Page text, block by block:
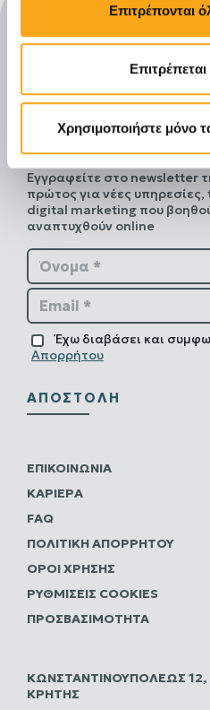
Επιτρέπονται
Χρησιμοποιήστε μόνο
Μείνετε ενημερωμένοι
Εγγραφείτε στο newsletter
πρώτος για νέες
digital marketing που
αναπτυχθούν online
Όνομα *
Email *
Έχω διαβάσει και
Απορρήτου
ΑΠΟΣΤΟΛΉ
ΕΠΙΚΟΙΝΩΝΊΑ
ΚΑΡΙΈΡΑ
FAQ
ΠΟΛΙΤΙΚΗ ΑΠΟΡΡΗΤΟΥ
ΌΡΟΙ ΧΡΉΣΗΣ
ΡΥΘΜΊΣΕΙΣ COOKIES
ΠΡΟΣΒΑΣΙΜΌΤΗΤΑ
ΚΩΝΣΤΑΝΤΙΝΟΥΠΌΛΕΩΣ 12,
ΚΡΉΤΗΣ